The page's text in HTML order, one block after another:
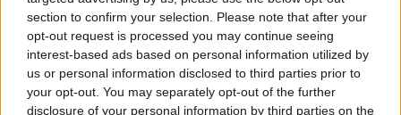
section to confirm your selection. Please note that after your
opt-out request is processed you may continue seeing
interest-based ads based on personal information utilized by
us or personal information disclosed to third parties prior to
your opt-out. You may separately opt-out of the further
disclosure of your personal information by third parties on the
Differenza salariale tipica per istruzione
per la maggior parte delle carriere